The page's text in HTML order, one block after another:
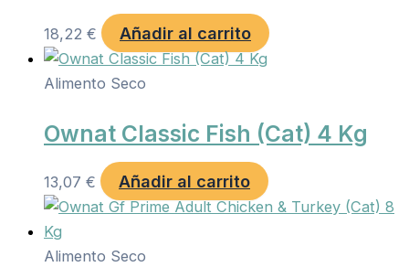
18,22 € Añadir al carrito
Alimento Seco
Ownat Classic Fish (Cat) 4 Kg
13,07 € Añadir al carrito
Alimento Seco